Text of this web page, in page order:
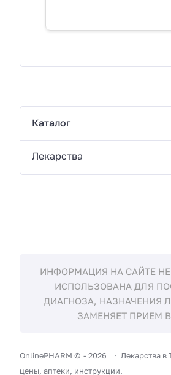
Каталог
Лекарства
ИНФОРМАЦИЯ НА САЙТЕ
ИСПОЛЬЗОВАНА ДЛЯ
ДИАГНОЗА, НАЗНАЧЕНИЯ
ЗАМЕНЯЕТ ПРИЕМ
OnlinePHARM © -2026
Лекарства в
цены, аптеки, инструкции.